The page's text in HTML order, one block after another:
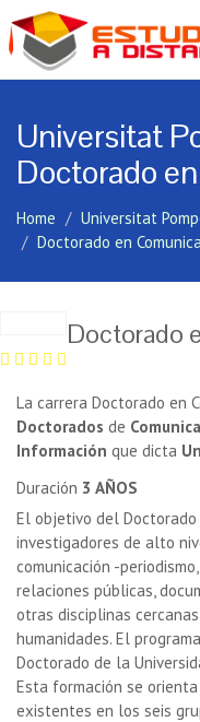
Universitat
Doctorado
Home
Universitat
Doctorado en
Doctorado
La carrera Doctorado en
Doctorados de
Información que dicta
Duración 3 AÑOS
El objetivo del Doctorado
investigadores de alto
comunicación -
relaciones públicas,
otras disciplinas
humanidades. El
Doctorado de la
Esta formación se
existentes en los seis